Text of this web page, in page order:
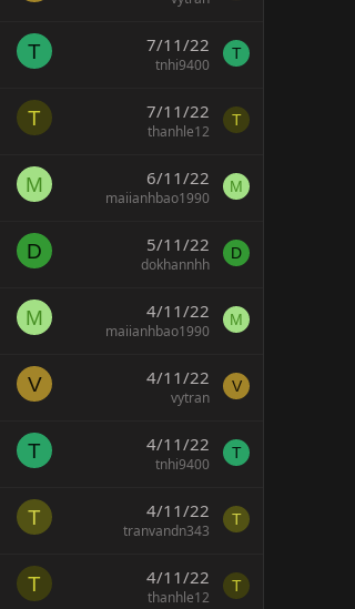
T 7/11/22
tnhi9400
T
T 7/11/22
thanhle12
T
M 6/11/22
maiianhbao1990
M
D 5/11/22
dokhannhh
D
M 4/11/22
maiianhbao1990
M
V 4/11/22
vytran
V
T 4/11/22
tnhi9400
T
T 4/11/22
tranvandn343
T
T 4/11/22
thanhle12
T